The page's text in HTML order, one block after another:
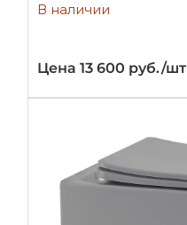
В наличии
Цена 13 600 руб./шт